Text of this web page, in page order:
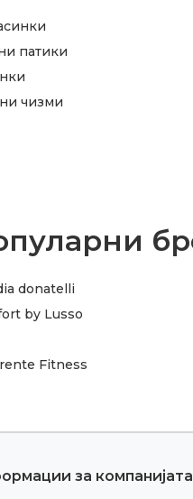
патики
чизми
donatelli
by Lusso
Fitness
за компанијата